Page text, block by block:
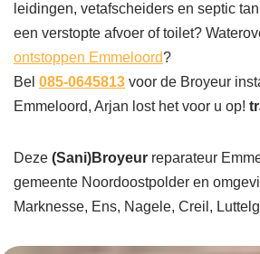
leidingen, vetafscheiders en septic
een verstopte afvoer of toilet?
ontstoppen Emmeloord?
Bel 085-0645813 voor de Broyeur
Emmeloord, Arjan lost het voor u op!
Deze (Sani)Broyeur reparateur
gemeente Noordoostpolder en
Marknesse, Ens, Nagele, Creil,